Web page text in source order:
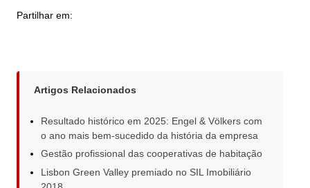
Partilhar em:
Artigos Relacionados
Resultado histórico em 2025: Engel & Völkers com
o ano mais bem-sucedido da história da empresa
Gestão profissional das cooperativas de habitação
Lisbon Green Valley premiado no SIL Imobiliário